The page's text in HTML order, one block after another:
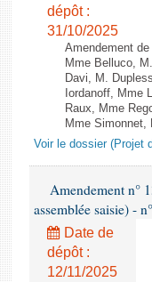
dépôt :
31/10/2025
Amendement
Mme Belluco,
Davi, M.
Iordanoff, Mme
Raux, Mme
Mme Simonnet,
Voir le dossier (Projet
Amendement n°
assemblée saisie) -
Date de
dépôt :
12/11/2025